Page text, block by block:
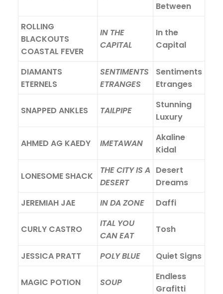
Between
ROLLING
BLACKOUTS
COASTAL FEVER
IN THE
CAPITAL
In the
Capital
DIAMANTS
ETERNELS
SENTIMENTS
ETRANGES
Sentiments
Etranges
SNAPPED ANKLES TAILPIPE
Stunning
Luxury
AHMED AG KAEDY IMETAWAN
Akaline
Kidal
LONESOME SHACK
THE CITY IS A
DESERT
Desert
Dreams
JEREMIAH JAE
IN DA ZONE Daffi
CURLY CASTRO
ITAL YOU
CAN EAT
Tosh
JESSICA PRATT POLY BLUE Quiet Signs
MAGIC POTION SOUP
Endless
Grafitti